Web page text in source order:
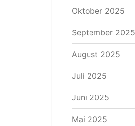
Oktober 2025
September 2025
August 2025
Juli 2025
Juni 2025
Mai 2025